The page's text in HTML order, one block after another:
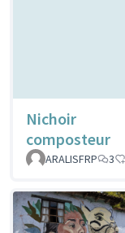
Nichoir
composteur
ARALISFRP
3